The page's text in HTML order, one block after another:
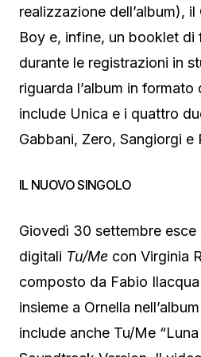
realizzazione dell’album),
Boy e, infine, un booklet di
durante le registrazioni in
riguarda l’album in formato
include Unica e i quattro
Gabbani, Zero, Sangiorgi e
IL NUOVO SINGOLO
Giovedì 30 settembre
digitali Tu/Me con Virginia
composto da Fabio
insieme a Ornella
include anche Tu/Me